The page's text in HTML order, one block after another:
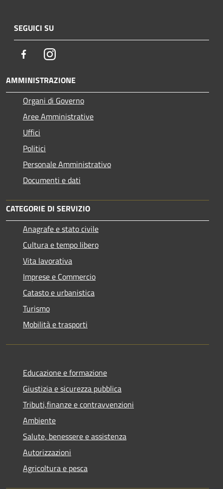
SEGUICI SU
FacebookInstagram
AMMINISTRAZIONE
Organi di Governo
Aree Amministrative
Uffici
Politici
Personale Amministrativo
Documenti e dati
CATEGORIE DI SERVIZIO
Anagrafe e stato civile
Cultura e tempo libero
Vita lavorativa
Imprese e Commercio
Catasto e urbanistica
Turismo
Mobilità e trasporti
Educazione e formazione
Giustizia e sicurezza pubblica
Tributi,finanze e contravvenzioni
Ambiente
Salute, benessere e assistenza
Autorizzazioni
Agricoltura e pesca